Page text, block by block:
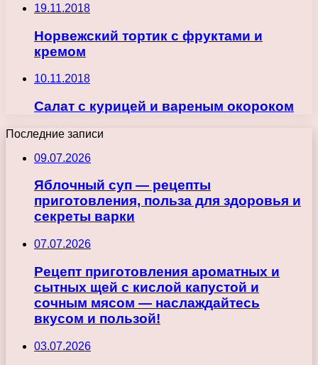
19.11.2018
Норвежский тортик с фруктами и
кремом
10.11.2018
Салат с курицей и вареным окороком
Последние записи
09.07.2026
Яблочный суп — рецепты
приготовления, польза для здоровья и
секреты варки
07.07.2026
Рецепт приготовления ароматных и
сытных щей с кислой капустой и
сочным мясом — наслаждайтесь
вкусом и пользой!
03.07.2026